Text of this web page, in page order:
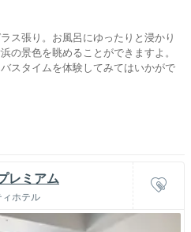
ス張り。お風呂にゆったりと浸かり
の景色を眺めることができますよ。
スタイムを体験してみてはいかがで
レミアム
ホテル